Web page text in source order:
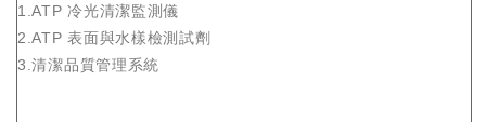
1.ATP 冷光清潔監測儀
2.ATP 表面與水樣檢測試劑
3.清潔品質管理系統